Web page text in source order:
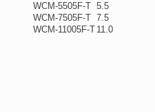
WCM-5505F-T 5.5
WCM-7505F-T 7.5
WCM-11005F-T 11.0